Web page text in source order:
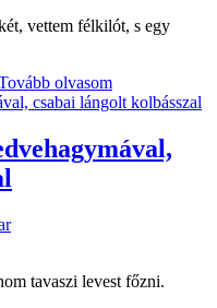
vettem félkilót, s egy
olvasom
tavaszi levest főzni.